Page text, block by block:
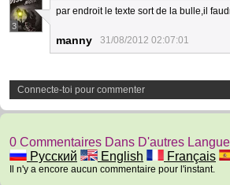
3
par endroit le texte sort de la bulle,il
manny 31/08/2012 02:07:01
Connecte-toi pour commenter
0 Commentaires Dans D'autres
Русский
English Français
Il n'y a encore aucun commentaire pour l'instant.